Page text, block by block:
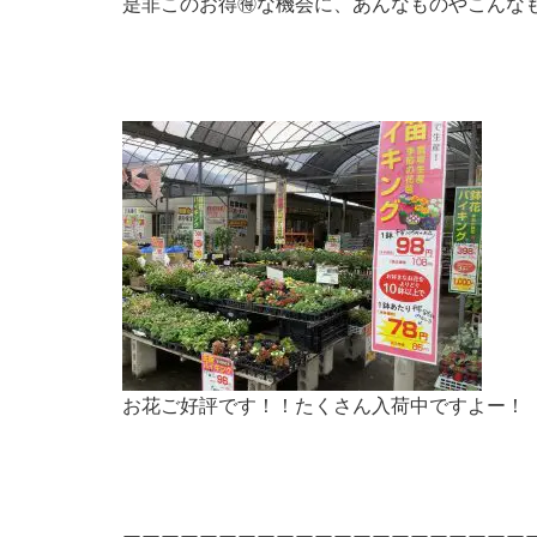
是非このお得🉐な機会に、あんなものやこん
お花ご好評です！！たくさん入荷中ですよー！